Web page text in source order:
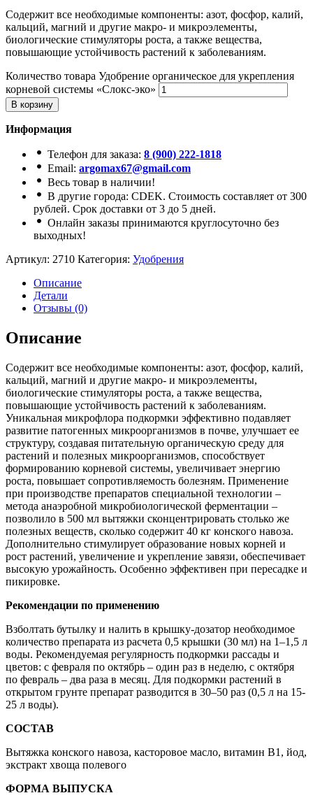
Содержит все необходимые компоненты: азот, фосфор, калий,
кальций, магний и другие макро- и микроэлементы,
биологические стимуляторы роста, а также вещества,
повышающие устойчивость растений к заболеваниям.
Количество товара Удобрение органическое для укрепления
корневой системы «Слокс-эко»
В корзину
Информация
Телефон для заказа: 8 (900) 222-1818
Email: argomax67@gmail.com
Весь товар в наличии!
В другие города: CDEK. Стоимость составляет от 300
рублей. Срок доставки от 3 до 5 дней.
Онлайн заказы принимаются круглосуточно без
выходных!
Артикул: 2710 Категория: Удобрения
Описание
Детали
Отзывы (0)
Описание
Содержит все необходимые компоненты: азот, фосфор, калий,
кальций, магний и другие макро- и микроэлементы,
биологические стимуляторы роста, а также вещества,
повышающие устойчивость растений к заболеваниям.
Уникальная микрофлора подкормки эффективно подавляет
развитие патогенных микроорганизмов в почве, улучшает ее
структуру, создавая питательную органическую среду для
растений и полезных микроорганизмов, способствует
формированию корневой системы, увеличивает энергию
роста, повышает сопротивляемость болезням. Применение
при производстве препаратов специальной технологии –
метода анаэробной микробиологической ферментации –
позволило в 500 мл вытяжки сконцентрировать столько же
полезных веществ, сколько содержит 40 кг конского навоза.
Дополнительно стимулирует образование новых корней и
рост растений, увеличение и укрепление завязи, обеспечивает
высокую урожайность. Особенно эффективен при пересадке и
пикировке.
Рекомендации по применению
Взболтать бутылку и налить в крышку-дозатор необходимое
количество препарата из расчета 0,5 крышки (30 мл) на 1–1,5 л
воды. Рекомендуемая регулярность подкормки рассады и
цветов: с февраля по октябрь – один раз в неделю, с октября
по февраль – два раза в месяц. Для подкормки растений в
открытом грунте препарат разводится в 30–50 раз (0,5 л на 15-
25 л воды).
СОСТАВ
Вытяжка конского навоза, касторовое масло, витамин В1, йод,
экстракт хвоща полевого
ФОРМА ВЫПУСКА